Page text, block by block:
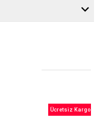
Ücretsiz Kargo